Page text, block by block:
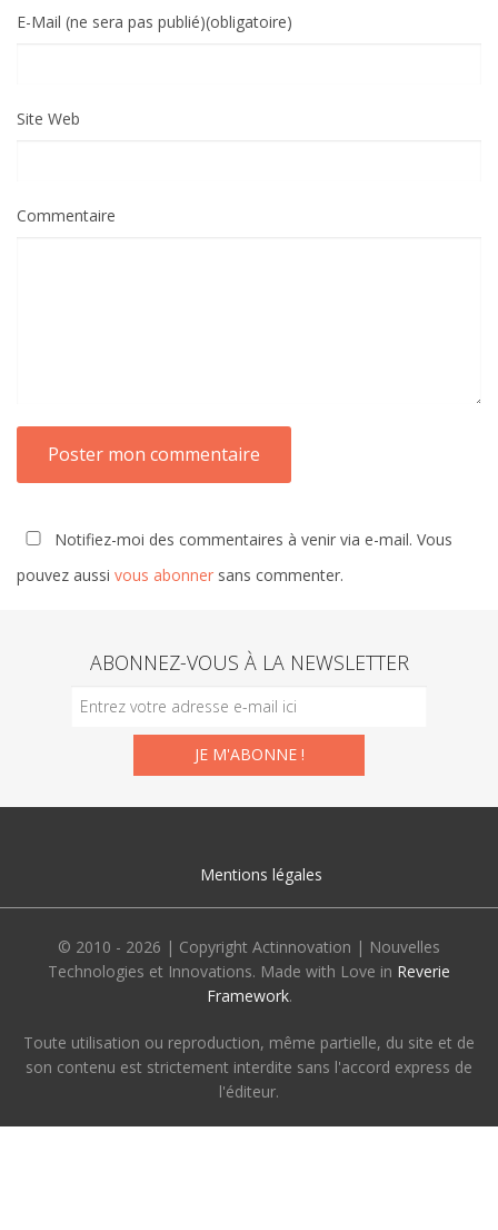
E-Mail (ne sera pas publié)(obligatoire)
Site Web
Commentaire
Notifiez-moi des commentaires à venir via e-mail. Vous
pouvez aussi vous abonner sans commenter.
ABONNEZ-VOUS À LA NEWSLETTER
Mentions légales
© 2010 - 2026 | Copyright Actinnovation | Nouvelles
Technologies et Innovations. Made with Love in Reverie
Framework.
Toute utilisation ou reproduction, même partielle, du site et de
son contenu est strictement interdite sans l'accord express de
l'éditeur.